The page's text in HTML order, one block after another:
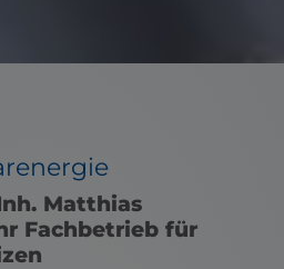
Matthias
Fachbetrieb für